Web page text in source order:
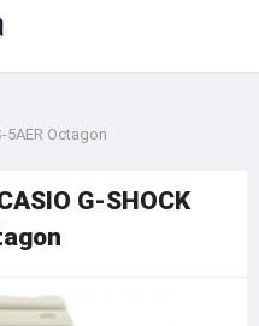
5AER Octagon
G-SHOCK